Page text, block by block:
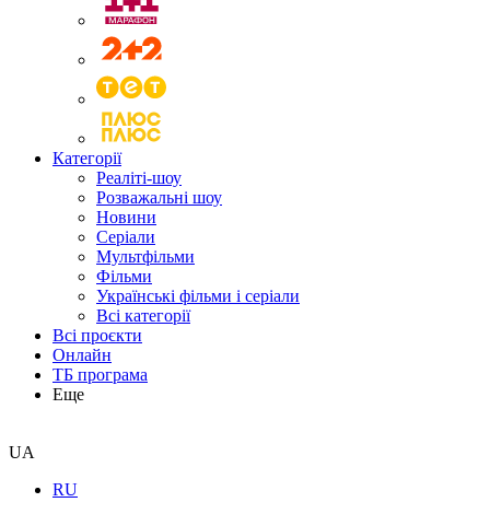
Категорії
Реаліті-шоу
Розважальні шоу
Новини
Серіали
Мультфільми
Фільми
Українські фільми і серіали
Всі категорії
Всі проєкти
Онлайн
ТБ програма
Еще
UA
RU